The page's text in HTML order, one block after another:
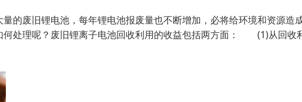
的废旧锂电池，每年锂电池报废量也不断增加，必将给环境和资源造
何处理呢？废旧锂离子电池回收利用的收益包括两方面： (1)从回收